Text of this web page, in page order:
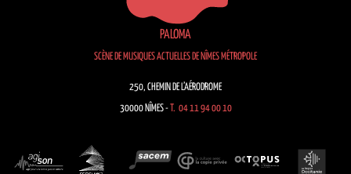
PALOMA
SCÈNE DE MUSIQUES ACTUELLES DE NÎMES MÉTROPOLE
250, CHEMIN DE L’AÉRODROME
30000 NÎMES - T. 04 11 94 00 10